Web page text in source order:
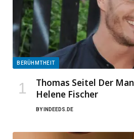
BERÜHMTHEIT
Thomas Seitel Der
Helene Fischer
BY INDEEDS.DE